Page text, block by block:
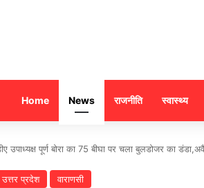
Home News राजनीति स्वास्थ्य
उपाध्यक्ष पूर्ण बोरा का 75 बीघा पर चला बुलडोजर का
उत्तर प्रदेश वाराणसी